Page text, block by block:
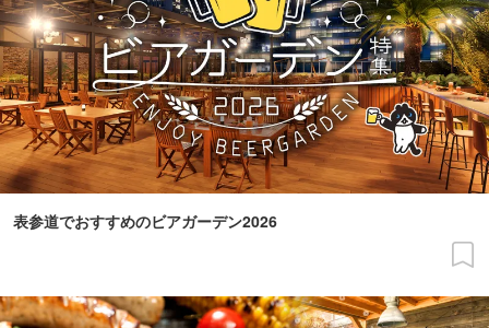
表参道でおすすめのビアガーデン2026